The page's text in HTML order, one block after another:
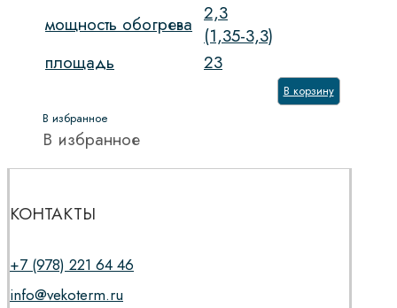
мощность обогрева 2,3
(1,35-3,3)
площадь
23
В корзину
В избранное
В избранное
КОНТАКТЫ
+7 (978) 221 64 46
info@vekoterm.ru